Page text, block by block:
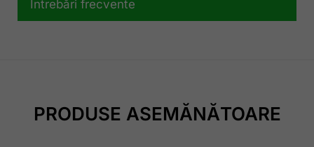
Întrebări frecvente
PRODUSE ASEMĂNĂTOARE